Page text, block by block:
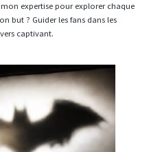
expertise pour explorer chaque
but ? Guider les fans dans les
captivant.